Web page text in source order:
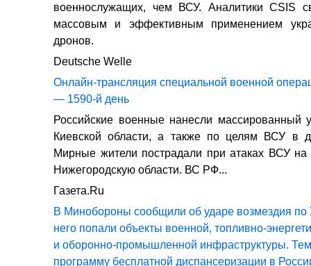
военнослужащих, чем ВСУ. Аналитики CSIS
массовым и эффективным применением
дронов.
Deutsche Welle
Онлайн-трансляция специальной военной
— 1590-й день
Российские военные нанесли массированный
Киевской области, а также по целям ВСУ в
Мирные жители пострадали при атаках ВСУ на
Нижегородскую области. ВС РФ...
Газета.Ru
В Минобороны сообщили об ударе возмездия по
него попали объекты военной, топливно-
и оборонно-промышленной инфраструктуры.
программу бесплатной диспансеризации в